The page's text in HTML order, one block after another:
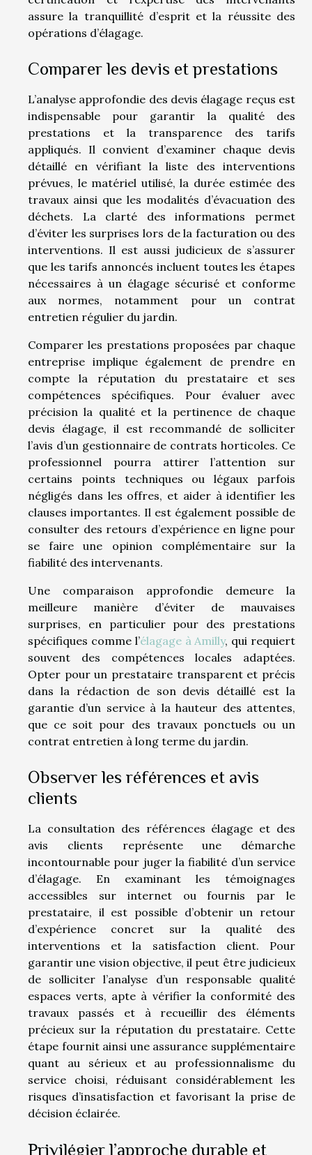
assure la tranquillité d’esprit et la réussite des
opérations d’élagage.
Comparer les devis et prestations
L’analyse approfondie des devis élagage reçus est
indispensable pour garantir la qualité des
prestations et la transparence des tarifs
appliqués. Il convient d’examiner chaque devis
détaillé en vérifiant la liste des interventions
prévues, le matériel utilisé, la durée estimée des
travaux ainsi que les modalités d’évacuation des
déchets. La clarté des informations permet
d’éviter les surprises lors de la facturation ou des
interventions. Il est aussi judicieux de s’assurer
que les tarifs annoncés incluent toutes les étapes
nécessaires à un élagage sécurisé et conforme
aux normes, notamment pour un contrat
entretien régulier du jardin.
Comparer les prestations proposées par chaque
entreprise implique également de prendre en
compte la réputation du prestataire et ses
compétences spécifiques. Pour évaluer avec
précision la qualité et la pertinence de chaque
devis élagage, il est recommandé de solliciter
l’avis d’un gestionnaire de contrats horticoles. Ce
professionnel pourra attirer l’attention sur
certains points techniques ou légaux parfois
négligés dans les offres, et aider à identifier les
clauses importantes. Il est également possible de
consulter des retours d’expérience en ligne pour
se faire une opinion complémentaire sur la
fiabilité des intervenants.
Une comparaison approfondie demeure la
meilleure manière d’éviter de mauvaises
surprises, en particulier pour des prestations
spécifiques comme l’élagage à Amilly, qui requiert
souvent des compétences locales adaptées.
Opter pour un prestataire transparent et précis
dans la rédaction de son devis détaillé est la
garantie d’un service à la hauteur des attentes,
que ce soit pour des travaux ponctuels ou un
contrat entretien à long terme du jardin.
Observer les références et avis
clients
La consultation des références élagage et des
avis clients représente une démarche
incontournable pour juger la fiabilité d’un service
d’élagage. En examinant les témoignages
accessibles sur internet ou fournis par le
prestataire, il est possible d’obtenir un retour
d’expérience concret sur la qualité des
interventions et la satisfaction client. Pour
garantir une vision objective, il peut être judicieux
de solliciter l’analyse d’un responsable qualité
espaces verts, apte à vérifier la conformité des
travaux passés et à recueillir des éléments
précieux sur la réputation du prestataire. Cette
étape fournit ainsi une assurance supplémentaire
quant au sérieux et au professionnalisme du
service choisi, réduisant considérablement les
risques d’insatisfaction et favorisant la prise de
décision éclairée.
Privilégier l’approche durable et